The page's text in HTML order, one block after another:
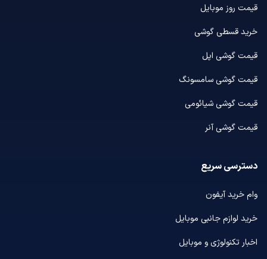
قیمت روز موبایل
خرید قسطی گوشی
قیمت گوشی اپل
قیمت گوشی سامسونگ
قیمت گوشی شیائومی
قیمت گوشی آنر
دسترسی سریع
وام خرید آیفون
خرید لوازم جانبی موبایل
اخبار تکنولوژی و موبایل